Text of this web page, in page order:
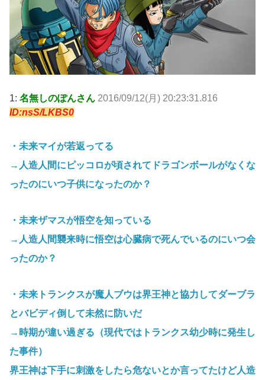
1: 名無しのぽんさん 2016/09/12(月) 20:23:31.816
ID:nsS/LKBS0
・未来マイが若返ってる
→人造人間にピッコロが頃されてドラゴンボールがなくな
ったのにいつ子供になったのか？
・未来ザマスが悟空を知っている
→人造人間襲来時に悟空は心臓病で死んでいるのにいつ会
ったのか？
・未来トランクスが魔人ブウは界王神と協力してダーブラ
とバビディ倒して未然に防いだ
→時期が違い過ぎる（現代ではトランクス幼少時に発生し
た事件）
界王神は下手に刺激をしたら危ないとか言ってたけど人造